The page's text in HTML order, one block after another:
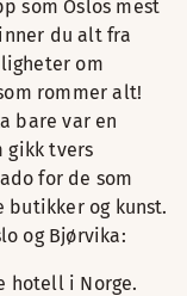
som Oslos mest
du alt fra
om
rommer alt!
bare var en
gikk tvers
for de som
butikker og kunst.
og Bjørvika:
hotell i Norge.